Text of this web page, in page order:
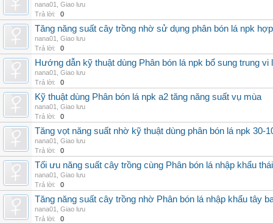
nana01
Giao lưu
Trả lời:
0
Tăng năng suất cây trồng nhờ sử dụng phân bón lá npk
nana01
Giao lưu
Trả lời:
0
Hướng dẫn kỹ thuật dùng Phân bón lá npk bổ sung trung vi
nana01
Giao lưu
Trả lời:
0
Kỹ thuật dùng Phân bón lá npk a2 tăng năng suất vụ mùa
nana01
Giao lưu
Trả lời:
0
Tăng vọt năng suất nhờ kỹ thuật dùng phân bón lá npk 30-
nana01
Giao lưu
Trả lời:
0
Tối ưu năng suất cây trồng cùng Phân bón lá nhập khẩu
nana01
Giao lưu
Trả lời:
0
Tăng năng suất cây trồng nhờ Phân bón lá nhập khẩu tây
nana01
Giao lưu
Trả lời:
0